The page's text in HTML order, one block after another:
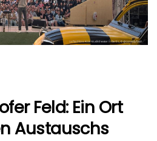
Feld: Ein Ort
Austauschs